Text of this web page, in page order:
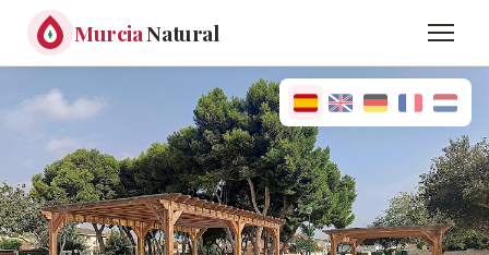
MurciaNatural